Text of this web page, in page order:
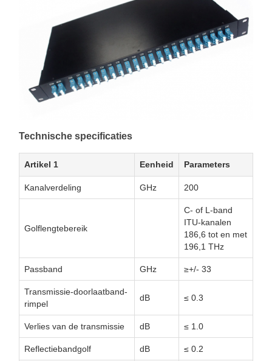
Technische specificaties
Artikel 1 Eenheid Parameters
Kanalverdeling GHz 200
Golflengtebereik
C- of L-band
ITU-kanalen
186,6 tot en met
196,1 THz
Passband GHz ≥+/- 33
Transmissie-doorlaatband-
rimpel
dB ≤ 0.3
Verlies van de transmissie dB ≤ 1.0
Reflectiebandgolf dB ≤ 0.2